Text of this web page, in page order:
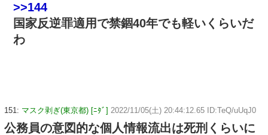
>>144
国家反逆罪適用で禁錮40年でも軽いくらいだ
わ
151: マスク剥ぎ(東京都) [ﾆﾀﾞ] 2022/11/05(土) 20:44:12.65 ID:TeQ/uUqJ0
公務員の意図的な個人情報流出は死刑くらいに